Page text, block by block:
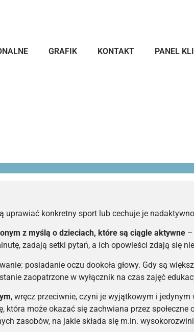
GRAFIK KONTAKT PANEL
uprawiać konkretny sport lub cechuje je
z myślą o dzieciach, które są ciągle aktywne –
zadają setki pytań, a ich opowieści zdają się
posiadanie oczu dookoła głowy. Gdy są
zaopatrzone w wyłącznik na czas zajęć
, wręcz przeciwnie, czyni je wyjątkowym i
która może okazać się zachwiana przez
zasobów, na jakie składa się m.in.